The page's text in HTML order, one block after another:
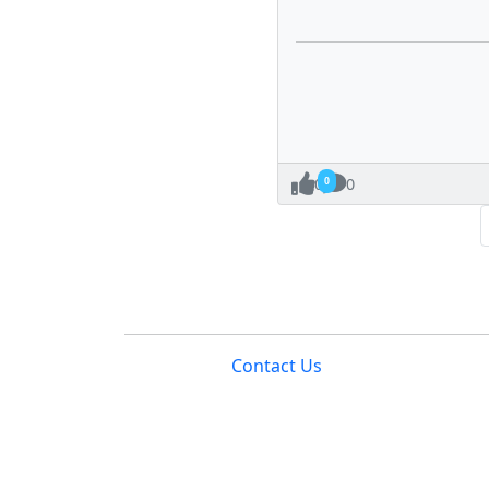
0 0
Contact Us